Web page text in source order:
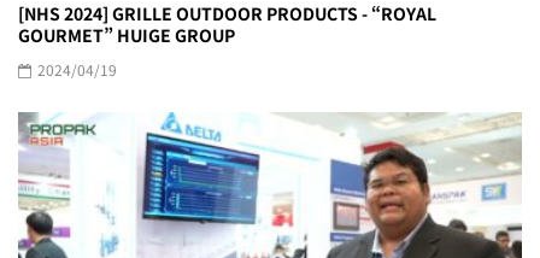
[NHS 2024] GRILLE OUTDOOR PRODUCTS - “ROYAL
GOURMET” HUIGE GROUP
2024/04/19